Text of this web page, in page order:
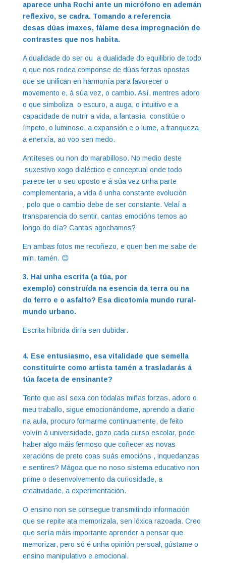
aparece unha Rochi ante un micrófono en ademán
reflexivo, se cadra. Tomando a referencia
desas dúas imaxes, fálame desa impregnación de
contrastes que nos habita.
A dualidade do ser ou a dualidade do equilibrio de todo
o que nos rodea componse de dúas forzas opostas
que se unifican en harmonía para favorecer o
movemento e, á súa vez, o cambio. Así, mentres adoro
o que simboliza o escuro, a auga, o intuitivo e a
capacidade de nutrir a vida, a fantasía constitúe o
ímpeto, o luminoso, a expansión e o lume, a franqueza,
a enerxía, ao voo sen medo.
Antíteses ou non do marabilloso. No medio deste
suxestivo xogo dialéctico e conceptual onde todo
parece ter o seu oposto e á súa vez unha parte
complementaria, a vida é unha constante evolución
, polo que o cambio debe de ser constante. Velaí a
transparencia do sentir, cantas emocións temos ao
longo do día? Cantas agochamos?
En ambas fotos me recoñezo, e quen ben me sabe de
min, tamén. 😊
3. Hai unha escrita (a túa, por
exemplo) construída na esencia da terra ou na
do ferro e o asfalto? Esa dicotomía mundo rural-
mundo urbano.
Escrita híbrida diría sen dubidar.
4. Ese entusiasmo, esa vitalidade que semella
constituírte como artista tamén a trasladarás á
túa faceta de ensinante?
Tento que así sexa con tódalas miñas forzas, adoro o
meu traballo, sigue emocionándome, aprendo a diario
na aula, procuro formarme continuamente, de feito
volvín á universidade, gozo cada curso escolar, pode
haber algo máis fermoso que coñecer as novas
xeracións de preto coas suás emocións , inquedanzas
e sentires? Mágoa que no noso sistema educativo non
prime o desenvolvemento da curiosidade, a
creatividade, a experimentación.
O ensino non se consegue transmitindo información
que se repite ata memorizala, sen lóxica razoada. Creo
que sería máis importante aprender a pensar que
memorizar, pero só é unha opinión persoal, gústame o
ensino manipulativo e emocional.